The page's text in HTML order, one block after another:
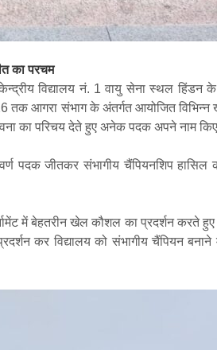
का परचम
विद्यालय नं. 1 वायु सेना स्थल हिंडन
तक आगरा संभाग के अंतर्गत आयोजित विभिन्न
का परिचय देते हुए अनेक पदक अपने नाम
पदक जीतकर संभागीय चैंपियनशिप हासिल
में बेहतरीन खेल कौशल का प्रदर्शन करते
कर विद्यालय को संभागीय चैंपियन बनाने